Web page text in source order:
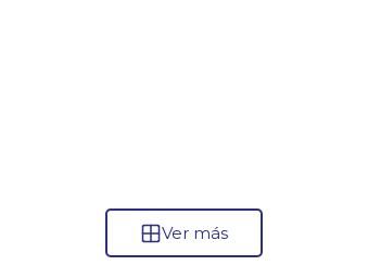
Ver más